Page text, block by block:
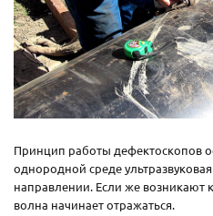
Принцип работы дефектоскопов
однородной среде
направлении. Если же возникают
волна начинает отражаться.